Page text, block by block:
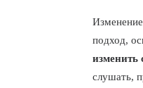
подход,
изменить
слушать,